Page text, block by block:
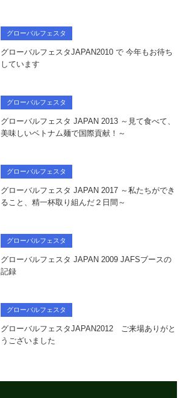
グローバルフェスタ
グローバルフェスタJAPAN2010 で 今年もお待ち
しています
グローバルフェスタ
グローバルフェスタ JAPAN 2013 ～見て食べて、
美味しいベトナム麺で国際貢献！～
グローバルフェスタ
グローバルフェスタ JAPAN 2017 ～私たちができ
ること、精一杯取り組んだ２日間～
グローバルフェスタ
グローバルフェスタ JAPAN 2009 JAFSブースの
記録
グローバルフェスタ
グローバルフェスタJAPAN2012 ご来場ありがと
うございました